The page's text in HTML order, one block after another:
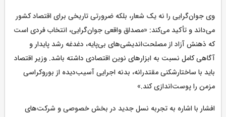
وی جوان‌گرایی را نه یک شعار، بلکه ضرورتی تاریخی برای اقتصاد کشور
می‌داند و تأکید می‌کند: «مصداق واقعی جوان‌گرایی، انتخاب فردی است
که ذهنش آزاد از مصلحت‌اندیشی‌های بی‌پایه، دغدغه رشد پایدار و
آگاهی کامل نسبت به ابزارهای نوین اقتصادی داشته باشد. وزیر اقتصاد
باید با ساختارشکنی مقتدرانه، بدنه اجرایی آسیب‌دیده از بوروکراسی
مزمن را پوست‌اندازی کند.»
افشار با اشاره به تجربه نسل جدید در بخش خصوصی و شرکت‌های